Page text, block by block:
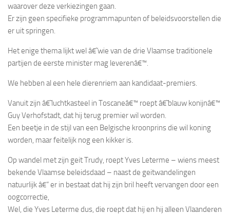
waarover deze verkiezingen gaan.
Er zijn geen specifieke programmapunten of beleidsvoorstellen die
er uit springen.
Het enige thema lijkt wel â€˜wie van de drie Vlaamse traditionele
partijen de eerste minister mag leverenâ€™.
We hebben al een hele dierenriem aan kandidaat-premiers.
Vanuit zijn â€˜luchtkasteel in Toscaneâ€™ roept â€˜blauw konijnâ€™
Guy Verhofstadt, dat hij terug premier wil worden.
Een beetje in de stijl van een Belgische kroonprins die wil koning
worden, maar feitelijk nog een kikker is.
Op wandel met zijn geit Trudy, roept Yves Leterme – wiens meest
bekende Vlaamse beleidsdaad – naast de geitwandelingen
natuurlijk â€“ er in bestaat dat hij zijn bril heeft vervangen door een
oogcorrectie,
Wel, die Yves Leterme dus, die roept dat hij en hij alleen Vlaanderen